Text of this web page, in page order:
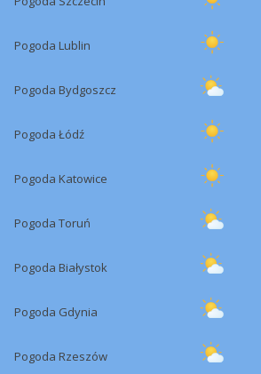
Pogoda Lublin
Pogoda Bydgoszcz
Pogoda Łódź
Pogoda Katowice
Pogoda Toruń
Pogoda Białystok
Pogoda Gdynia
Pogoda Rzeszów